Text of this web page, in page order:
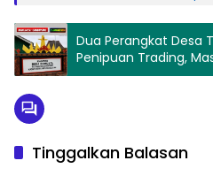
Dua Perangkat Desa
Penipuan Trading,
Gaji Meskipun Tak
Tinggalkan Balasan